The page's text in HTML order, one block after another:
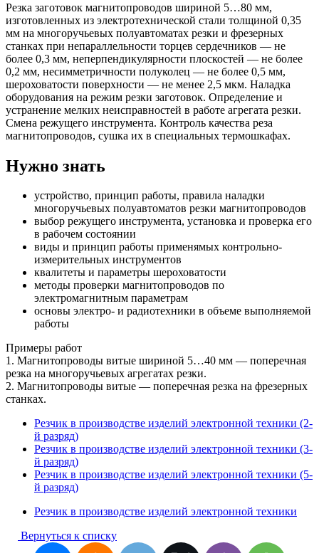
Резка заготовок магнитопроводов шириной 5…80 мм,
изготовленных из электротехнической стали толщиной 0,35
мм на многоручьевых полуавтоматах резки и фрезерных
станках при непараллельности торцев сердечников — не
более 0,3 мм, неперпендикулярности плоскостей — не более
0,2 мм, несимметричности полуколец — не более 0,5 мм,
шероховатости поверхности — не менее 2,5 мкм. Наладка
оборудования на режим резки заготовок. Определение и
устранение мелких неисправностей в работе агрегата резки.
Смена режущего инструмента. Контроль качества реза
магнитопроводов, сушка их в специальных термошкафах.
Нужно знать
устройство, принцип работы, правила наладки
многоручьевых полуавтоматов резки магнитопроводов
выбор режущего инструмента, установка и проверка его
в рабочем состоянии
виды и принцип работы применямых контрольно-
измерительных инструментов
квалитеты и параметры шероховатости
методы проверки магнитопроводов по
электромагнитным параметрам
основы электро- и радиотехники в объеме выполняемой
работы
Примеры работ
1. Магнитопроводы витые шириной 5…40 мм — поперечная
резка на многоручьевых агрегатах резки.
2. Магнитопроводы витые — поперечная резка на фрезерных
станках.
Резчик в производстве изделий электронной техники (2-
й разряд)
Резчик в производстве изделий электронной техники (3-
й разряд)
Резчик в производстве изделий электронной техники (5-
й разряд)
Резчик в производстве изделий электронной техники
Вернуться к списку